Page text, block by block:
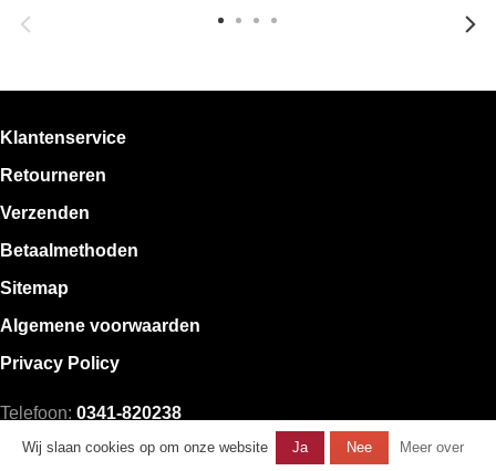
Klantenservice
Retourneren
Verzenden
Betaalmethoden
Sitemap
Algemene voorwaarden
Privacy Policy
Telefoon: 0341-820238
E-mail:
klantenservice@mystore.nl
Wij slaan cookies op om onze website Ja Nee Meer over